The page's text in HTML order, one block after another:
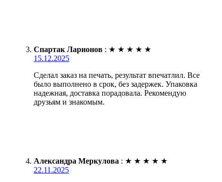
Спартак Ларионов : ★ ★ ★ ★ ★
15.12.2025
Сделал заказ на печать, результат впечатлил. Все
было выполнено в срок, без задержек. Упаковка
надежная, доставка порадовала. Рекомендую
друзьям и знакомым.
Александра Меркулова : ★ ★ ★ ★ ★
22.11.2025